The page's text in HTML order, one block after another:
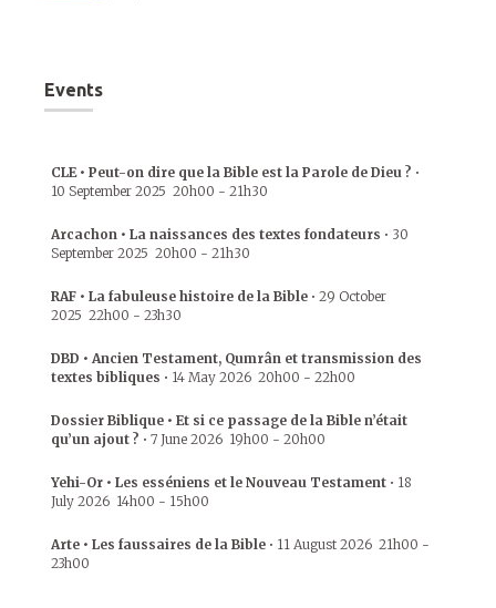
Events
CLE • Peut-on dire que la Bible est la Parole de Dieu ? •
10 September 2025 20h00 - 21h30
Arcachon • La naissances des textes fondateurs • 30
September 2025 20h00 - 21h30
RAF • La fabuleuse histoire de la Bible • 29 October
2025 22h00 - 23h30
DBD • Ancien Testament, Qumrân et transmission des
textes bibliques • 14 May 2026 20h00 - 22h00
Dossier Biblique • Et si ce passage de la Bible n’était
qu’un ajout ? • 7 June 2026 19h00 - 20h00
Yehi-Or • Les esséniens et le Nouveau Testament • 18
July 2026 14h00 - 15h00
Arte • Les faussaires de la Bible • 11 August 2026 21h00 -
23h00